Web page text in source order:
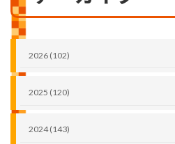
2026 (102)
2025 (120)
2024 (143)